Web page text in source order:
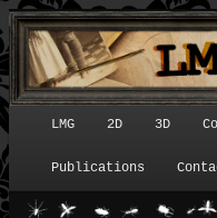
Menu principal
LMG 2D 3D
Publications